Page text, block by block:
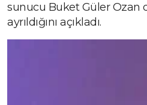
sunucu Buket Güler Ozan
ayrıldığını açıkladı.